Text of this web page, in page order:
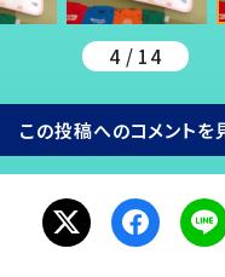
4 / 14
この投稿へのコメントを